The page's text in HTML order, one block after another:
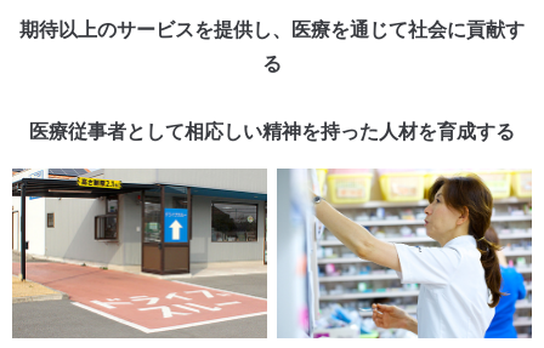
期待以上のサービスを提供し、医療を通じて社会に貢献す
る
医療従事者として相応しい精神を持った人材を育成する